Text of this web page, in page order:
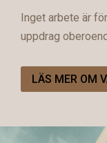
Inget arbete är
uppdrag
LÄS MER OM